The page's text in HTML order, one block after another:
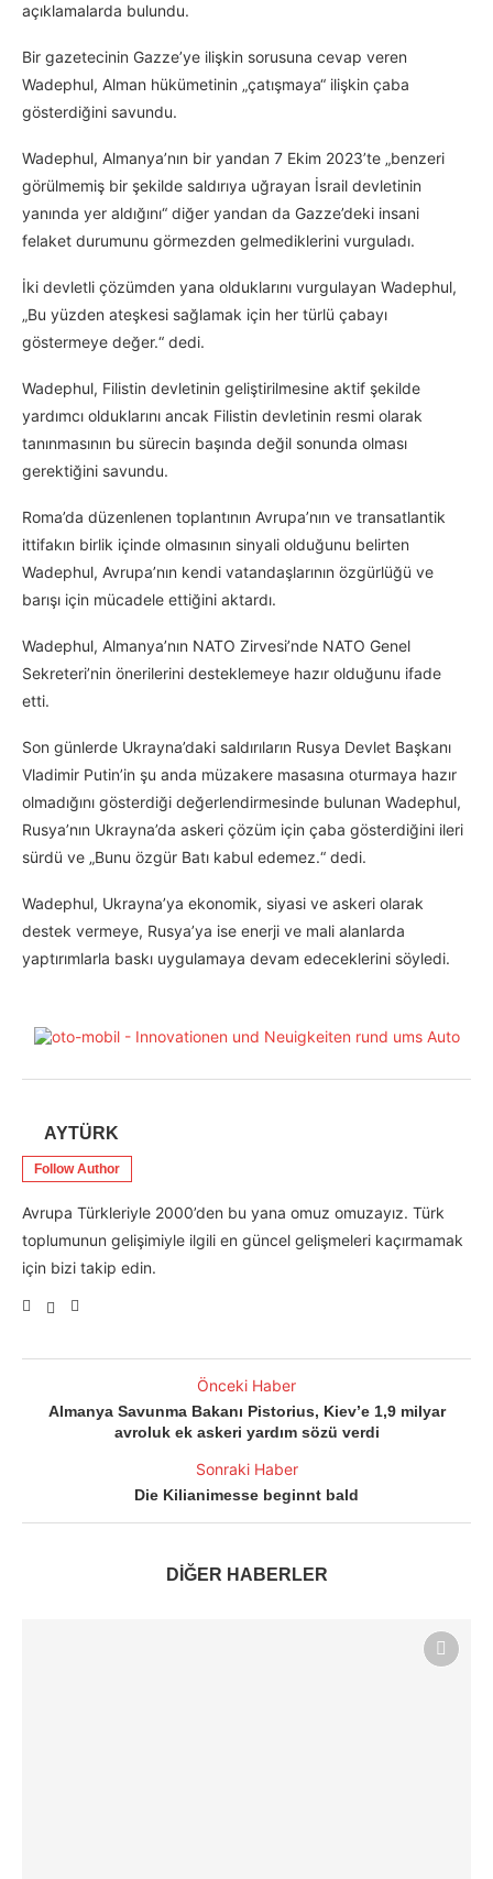
açıklamalarda bulundu.
Bir gazetecinin Gazze’ye ilişkin sorusuna cevap veren
Wadephul, Alman hükümetinin „çatışmaya“ ilişkin çaba
gösterdiğini savundu.
Wadephul, Almanya’nın bir yandan 7 Ekim 2023’te „benzeri
görülmemiş bir şekilde saldırıya uğrayan İsrail devletinin
yanında yer aldığını“ diğer yandan da Gazze’deki insani
felaket durumunu görmezden gelmediklerini vurguladı.
İki devletli çözümden yana olduklarını vurgulayan Wadephul,
„Bu yüzden ateşkesi sağlamak için her türlü çabayı
göstermeye değer.“ dedi.
Wadephul, Filistin devletinin geliştirilmesine aktif şekilde
yardımcı olduklarını ancak Filistin devletinin resmi olarak
tanınmasının bu sürecin başında değil sonunda olması
gerektiğini savundu.
Roma’da düzenlenen toplantının Avrupa’nın ve transatlantik
ittifakın birlik içinde olmasının sinyali olduğunu belirten
Wadephul, Avrupa’nın kendi vatandaşlarının özgürlüğü ve
barışı için mücadele ettiğini aktardı.
Wadephul, Almanya’nın NATO Zirvesi’nde NATO Genel
Sekreteri’nin önerilerini desteklemeye hazır olduğunu ifade
etti.
Son günlerde Ukrayna’daki saldırıların Rusya Devlet Başkanı
Vladimir Putin’in şu anda müzakere masasına oturmaya hazır
olmadığını gösterdiği değerlendirmesinde bulunan Wadephul,
Rusya’nın Ukrayna’da askeri çözüm için çaba gösterdiğini ileri
sürdü ve „Bunu özgür Batı kabul edemez.“ dedi.
Wadephul, Ukrayna’ya ekonomik, siyasi ve askeri olarak
destek vermeye, Rusya’ya ise enerji ve mali alanlarda
yaptırımlarla baskı uygulamaya devam edeceklerini söyledi.
AYTÜRK
Follow Author
Avrupa Türkleriyle 2000’den bu yana omuz omuzayız. Türk
toplumunun gelişimiyle ilgili en güncel gelişmeleri kaçırmamak
için bizi takip edin.
Önceki Haber
Almanya Savunma Bakanı Pistorius, Kiev’e 1,9 milyar
avroluk ek askeri yardım sözü verdi
Sonraki Haber
Die Kilianimesse beginnt bald
DİĞER HABERLER